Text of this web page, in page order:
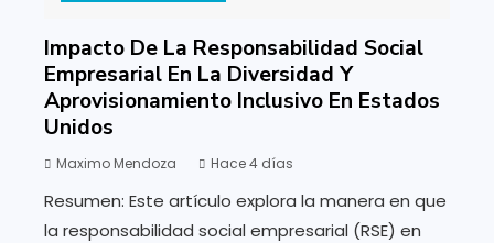
Impacto De La Responsabilidad Social
Empresarial En La Diversidad Y
Aprovisionamiento Inclusivo En Estados
Unidos
Maximo Mendoza Hace 4 días
Resumen: Este artículo explora la manera en que
la responsabilidad social empresarial (RSE) en